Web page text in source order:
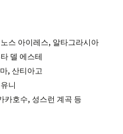
스 아이레스, 알타그라시아
델 에스테
, 산티아고
니
카호수, 성스런 계곡 등